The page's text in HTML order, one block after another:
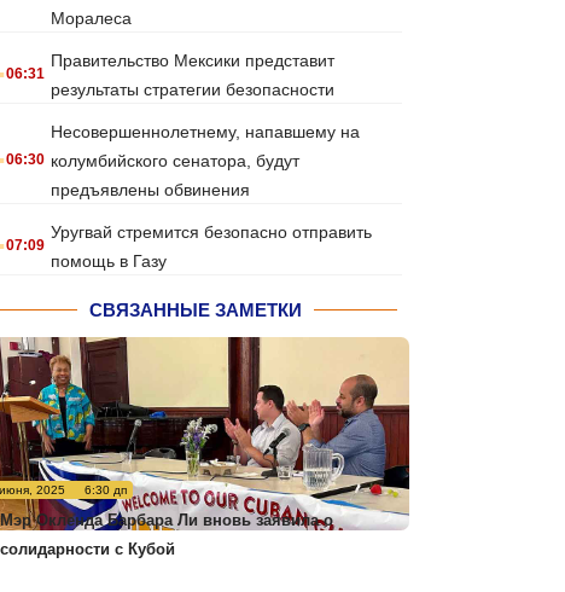
Моралеса
.06:31
Правительство Мексики представит
результаты стратегии безопасности
.06:30
Несовершеннолетнему, напавшему на
колумбийского сенатора, будут
предъявлены обвинения
.07:09
Уругвай стремится безопасно отправить
помощь в Газу
СВЯЗАННЫЕ ЗАМЕТКИ
2025 6:30 дп
Мэр Окленда Барбара Ли вновь заявила о
солидарности с Кубой